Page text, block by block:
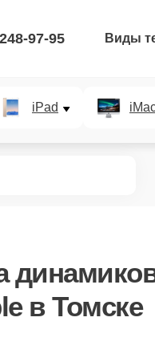
97-95 Виды
iPad
в Томске